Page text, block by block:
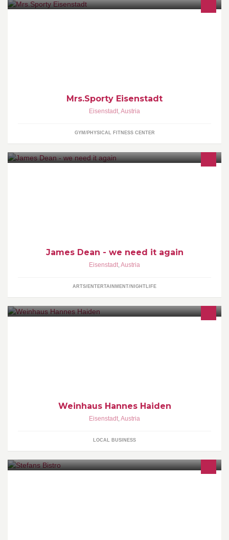
Mrs.Sporty Eisenstadt
Eisenstadt,Austria
GYM/PHYSICAL FITNESS CENTER
James Dean - we need it again
Eisenstadt,Austria
ARTS/ENTERTAINMENT/NIGHTLIFE
Weinhaus Hannes Haiden
Eisenstadt,Austria
LOCAL BUSINESS